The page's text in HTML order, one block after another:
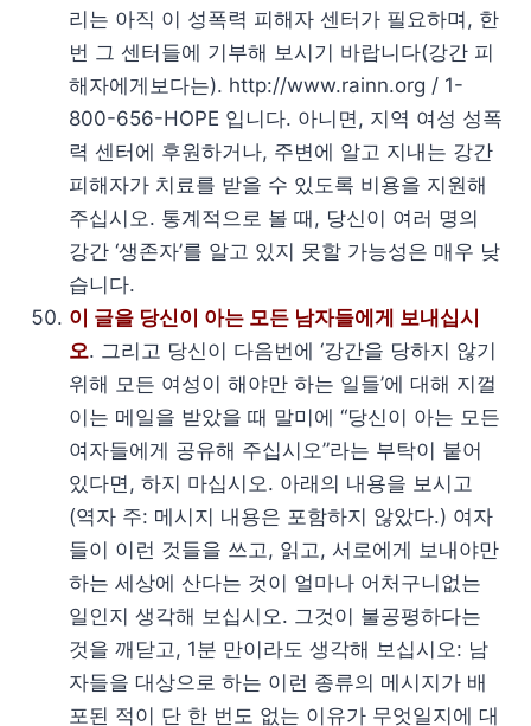
리는 아직 이 성폭력 피해자 센터가 필요하며, 한
번 그 센터들에 기부해 보시기 바랍니다(강간 피
해자에게보다는). http://www.rainn.org / 1-
800-656-HOPE 입니다. 아니면, 지역 여성 성폭
력 센터에 후원하거나, 주변에 알고 지내는 강간
피해자가 치료를 받을 수 있도록 비용을 지원해
주십시오. 통계적으로 볼 때, 당신이 여러 명의
강간 ‘생존자’를 알고 있지 못할 가능성은 매우 낮
습니다.
이 글을 당신이 아는 모든 남자들에게 보내십시
오. 그리고 당신이 다음번에 ‘강간을 당하지 않기
위해 모든 여성이 해야만 하는 일들’에 대해 지껄
이는 메일을 받았을 때 말미에 “당신이 아는 모든
여자들에게 공유해 주십시오”라는 부탁이 붙어
있다면, 하지 마십시오. 아래의 내용을 보시고
(역자 주: 메시지 내용은 포함하지 않았다.) 여자
들이 이런 것들을 쓰고, 읽고, 서로에게 보내야만
하는 세상에 산다는 것이 얼마나 어처구니없는
일인지 생각해 보십시오. 그것이 불공평하다는
것을 깨닫고, 1분 만이라도 생각해 보십시오: 남
자들을 대상으로 하는 이런 종류의 메시지가 배
포된 적이 단 한 번도 없는 이유가 무엇일지에 대